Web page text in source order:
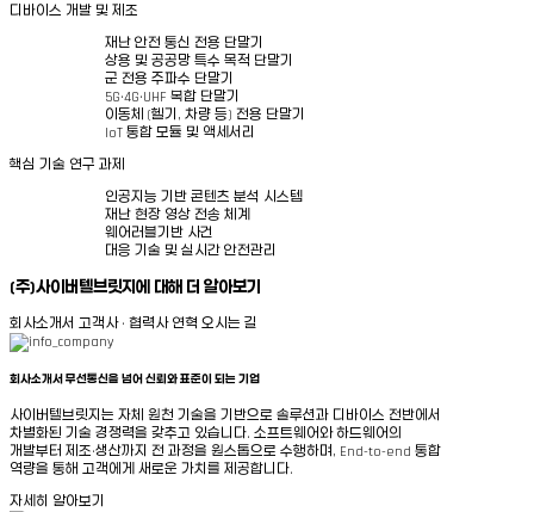
디바이스 개발 및 제조
재난 안전 통신 전용 단말기
상용 및 공공망 특수 목적 단말기
군 전용 주파수 단말기
5G·4G·UHF 복합 단말기
이동체 (헬기, 차량 등) 전용 단말기
IoT 통합 모듈 및 액세서리
핵심 기술 연구 과제
인공지능 기반 콘텐츠 분석 시스템
재난 현장 영상 전송 체계
웨어러블기반 사건
대응 기술 및 실시간 안전관리
(주)사이버텔브릿지에 대해 더 알아보기
회사소개서 고객사 · 협력사 연혁 오시는 길
회사소개서 무선통신을 넘어 신뢰와 표준이 되는 기업
사이버텔브릿지는 자체 원천 기술을 기반으로 솔루션과 디바이스 전반에서
차별화된 기술 경쟁력을 갖추고 있습니다. 소프트웨어와 하드웨어의
개발부터 제조·생산까지 전 과정을 원스톱으로 수행하며, End-to-end 통합
역량을 통해 고객에게 새로운 가치를 제공합니다.
자세히 알아보기